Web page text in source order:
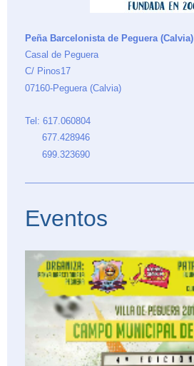
Peña Barcelonista de Peguera (Calvia)
Casal de Peguera
C/ Pinos17
07160-Peguera (Calvia)
Tel: 617.060804
677.428946
699.323690
Eventos